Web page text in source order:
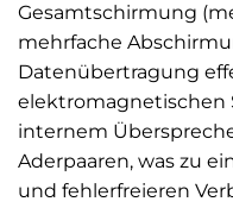
Gesamtschirmung
mehrfache
Datenübertragung
elektromagnetischen
internem
Aderpaaren, was zu
und fehlerfreieren